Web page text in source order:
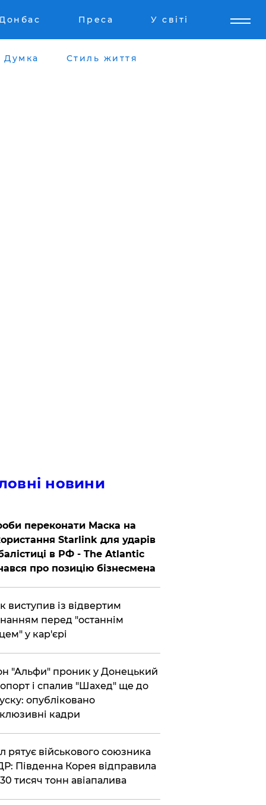
Преса У світі
Думка Стиль життя
новини
переконати Маска на
Starlink для ударів
в РФ - The Atlantic
про позицію бізнесмена
виступив із відвертим
перед "останнім
у кар'єрі
"Альфи" проник у Донецький
і спалив "Шахед" ще до
опубліковано
кадри
рятує військового союзника
Південна Корея відправила
тисяч тонн авіапалива